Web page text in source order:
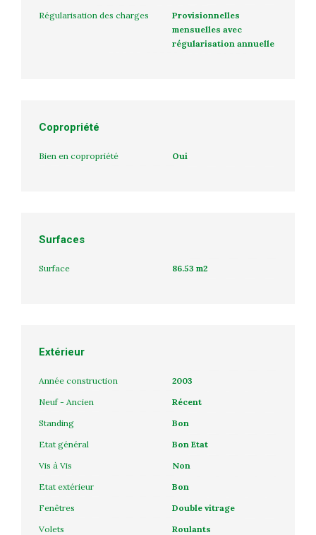
Régularisation des charges
Provisionnelles
mensuelles avec
régularisation annuelle
Copropriété
Bien en copropriété Oui
Surfaces
Surface 86.53 m2
Extérieur
Année construction
2003
Neuf - Ancien
Récent
Standing
Bon
Etat général
Bon Etat
Vis à Vis
Non
Etat extérieur
Bon
Fenêtres
Double vitrage
Volets
Roulants